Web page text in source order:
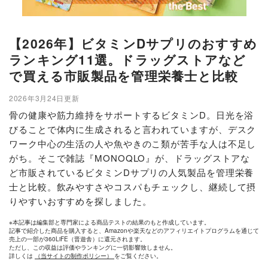
【2026年】ビタミンDサプリのおすすめ
ランキング11選。ドラッグストアなど
で買える市販製品を管理栄養士と比較
2026年3月24日更新
骨の健康や筋力維持をサポートするビタミンD。日光を浴
びることで体内に生成されると言われていますが、デスク
ワーク中心の生活の人や魚やきのこ類が苦手な人は不足し
がち。そこで雑誌『MONOQLO』が、ドラッグストアな
ど市販されているビタミンDサプリの人気製品を管理栄養
士と比較。飲みやすさやコスパもチェックし、継続して摂
りやすいおすすめを探しました。
※本記事は編集部と専門家による商品テストの結果のもと作成しています。
記事で紹介した商品を購入すると、Amazonや楽天などのアフィリエイトプログラムを通じて
売上の一部が360LiFE（晋遊舎）に還元されます。
ただし、この収益は評価やランキングに一切影響致しません。
詳しくは
（当サイトの制作ポリシー） をご覧ください。